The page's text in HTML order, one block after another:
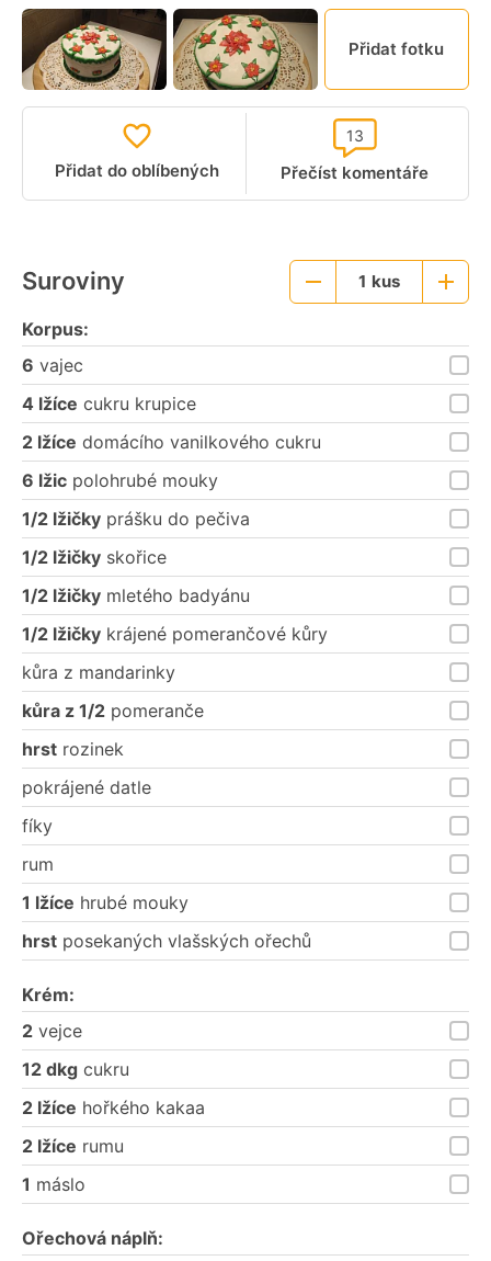
Přidat fotku
Přidat do oblíbených Přečíst komentáře
13
Suroviny 1 kus
Větší
Korpus:
6 vajec
4 lžíce cukru krupice
2 lžíce domácího vanilkového cukru
6 lžic polohrubé mouky
1/2 lžičky prášku do pečiva
1/2 lžičky skořice
1/2 lžičky mletého badyánu
1/2 lžičky krájené pomerančové kůry
kůra z mandarinky
kůra z 1/2 pomeranče
hrst rozinek
pokrájené datle
fíky
rum
1 lžíce hrubé mouky
hrst posekaných vlašských ořechů
Krém:
2 vejce
12 dkg cukru
2 lžíce hořkého kakaa
2 lžíce rumu
1 máslo
Ořechová náplň: